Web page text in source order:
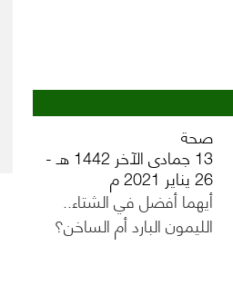
صحة
13 جمادى الآخر 1442 هـ -
26 يناير 2021 م
أيهما أفضل في الشتاء..
الليمون البارد أم الساخن؟